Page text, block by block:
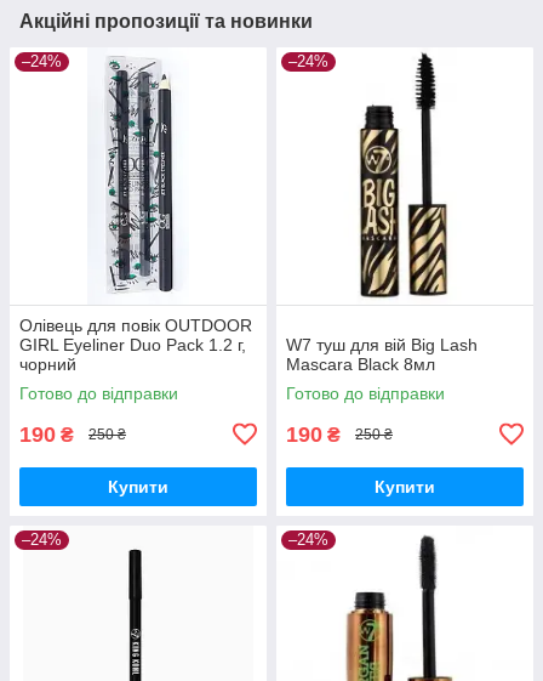
Акційні пропозиції та новинки
–24%
Олівець для повік OUTDOOR
GIRL Eyeliner Duo Pack 1.2 г,
чорний
Готово до відправки
190 ₴ 250 ₴
Купити
–24%
W7 туш для вій Big Lash
Mascara Black 8мл
Готово до відправки
190 ₴ 250 ₴
Купити
–24% –24%